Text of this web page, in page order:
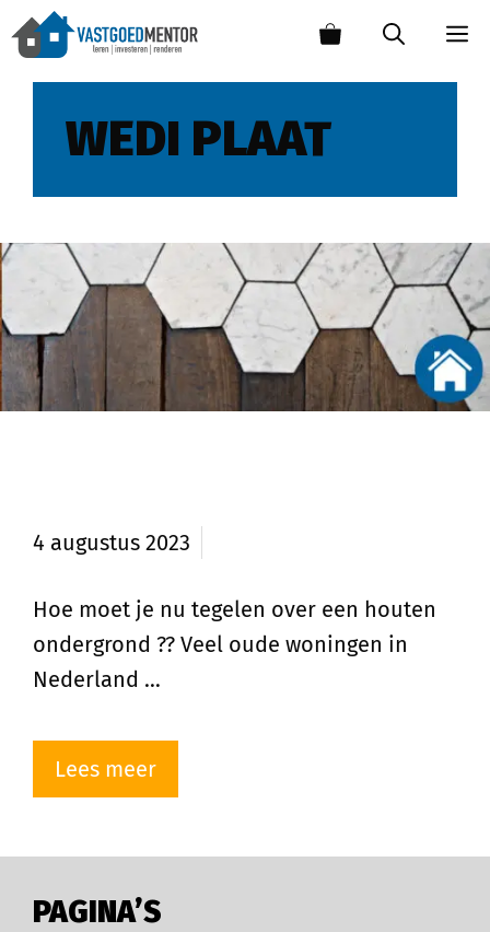
WEDI PLAAT
4 augustus 2023
Hoe moet je nu tegelen over een houten
ondergrond ?️? Veel oude woningen in
Nederland …
Lees meer
PAGINA’S